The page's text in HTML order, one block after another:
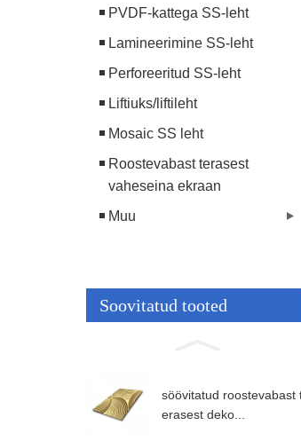
PVDF-kattega SS-leht
Lamineerimine SS-leht
Perforeeritud SS-leht
Liftiuks/liftileht
Mosaic SS leht
Roostevabast terasest
vaheseina ekraan
Muu
Soovitatud tooted
söövitatud roostevabast
erasest deko...